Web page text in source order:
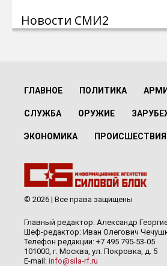
Новости СМИ2
ГЛАВНОЕ ПОЛИТИКА
СЛУЖБА ОРУЖИЕ
ЭКОНОМИКА ПРОИСШЕСТВИЯ
© 2026 | Все права защищены
Главный редактор: Александр
Шеф-редактор: Иван Олегович
Телефон редакции: +7 495 795-53-05
101000, г. Москва, ул. Покровка, д. 5
E-mail: info@sila-rf.ru